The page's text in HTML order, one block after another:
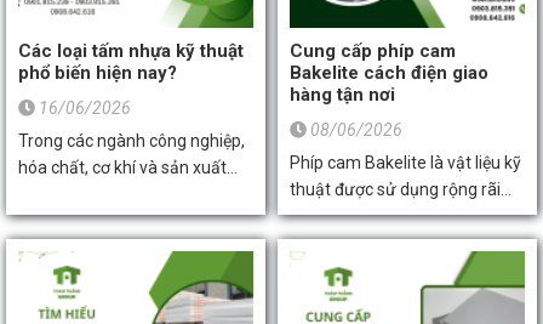
Các loại tấm nhựa kỹ thuật
phổ biến hiện nay?
16/06/2026
Trong các ngành công nghiệp,
hóa chất, cơ khí và sản xuất
hết các doanh nghiệp đều đang
tìm kiếm những loại vật liệu
bền bỉ, cách điện tốt để thay
thế cho kim loại truyền thống.
Cung cấp phíp cam
Bakelite cách điện giao
hàng tận nơi
08/06/2026
Phíp cam Bakelite là vật liệu kỹ
thuật được sử dụng rộng rãi
nhờ khả năng cách điện tốt,
chịu nhiệt cao và độ bền cơ học
ổn định. Sản phẩm phù hợp
cho nhiều ứng dụng như chế